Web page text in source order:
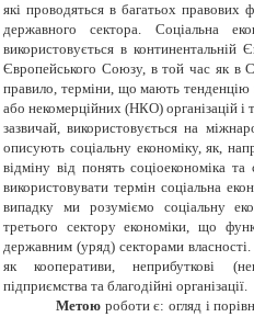
які проводяться в багатьох
державного сектора. Соціальна
використовується в континентальній
Європейського Союзу, в той час як
правило, терміни, що мають
або некомерційних (НКО) організацій і
зазвичай, використовується на
описують соціальну економіку, як,
відміну від понять соціоекономіка
використовувати термін соціальна
випадку ми розуміємо соціальну
третього сектору економіки, що
державним (уряд) секторами власності.
як кооперативи, неприбуткові
підприємства та благодійні організації.
Метою роботи є: огляд і